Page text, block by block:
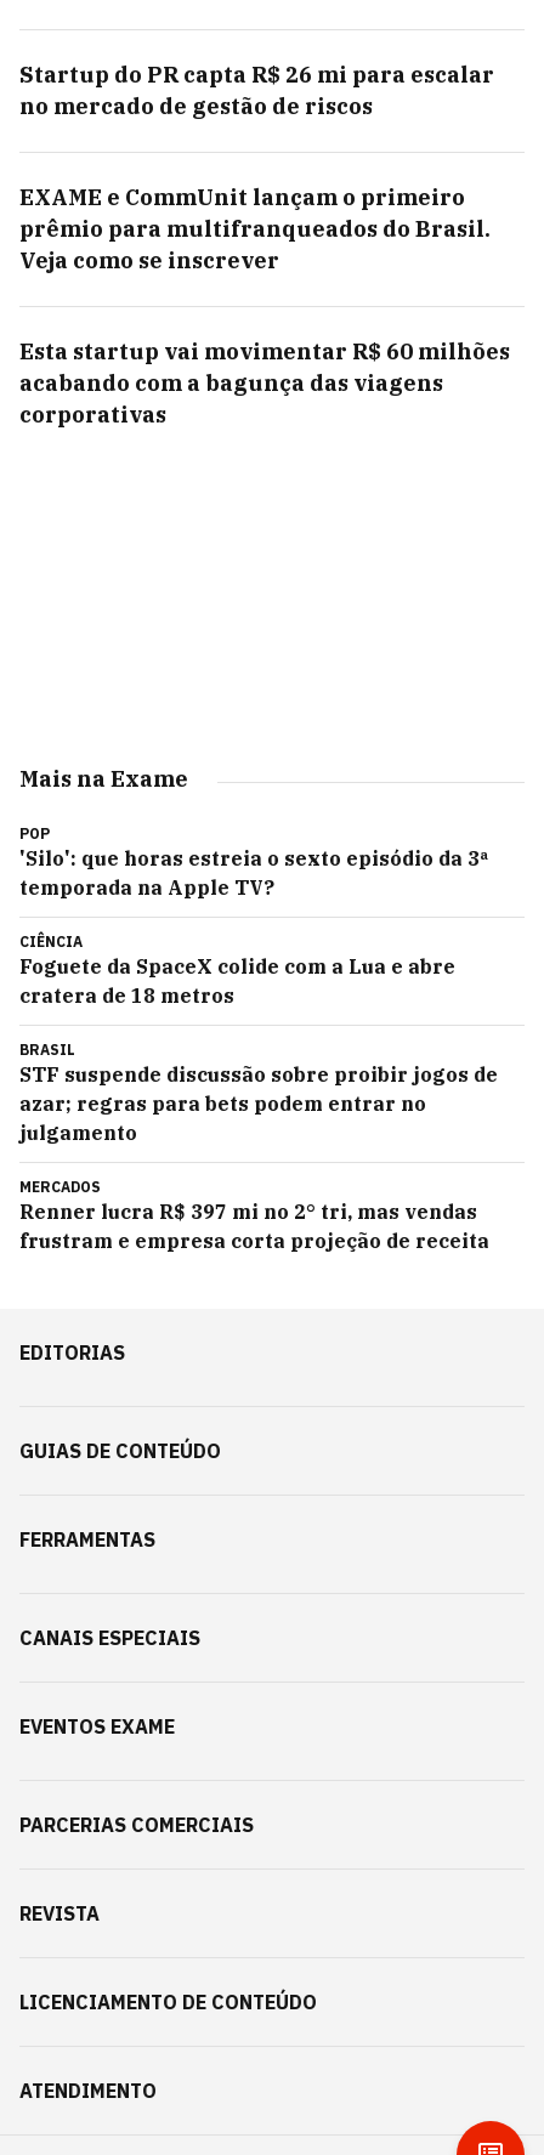
Startup do PR capta R$ 26 mi para escalar
no mercado de gestão de riscos
EXAME e CommUnit lançam o primeiro
prêmio para multifranqueados do Brasil.
Veja como se inscrever
Esta startup vai movimentar R$ 60 milhões
acabando com a bagunça das viagens
corporativas
Mais na Exame
POP
'Silo': que horas estreia o sexto episódio da 3ª
temporada na Apple TV?
CIÊNCIA
Foguete da SpaceX colide com a Lua e abre
cratera de 18 metros
BRASIL
STF suspende discussão sobre proibir jogos de
azar; regras para bets podem entrar no
julgamento
MERCADOS
Renner lucra R$ 397 mi no 2° tri, mas vendas
frustram e empresa corta projeção de receita
EDITORIAS
GUIAS DE CONTEÚDO
FERRAMENTAS
CANAIS ESPECIAIS
EVENTOS EXAME
PARCERIAS COMERCIAIS
REVISTA
LICENCIAMENTO DE CONTEÚDO
ATENDIMENTO